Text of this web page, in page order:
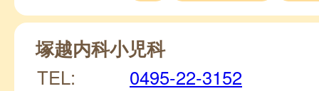
塚越内科小児科
TEL:
0495-22-3152